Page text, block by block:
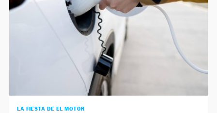
LA FIESTA DE EL MOTOR